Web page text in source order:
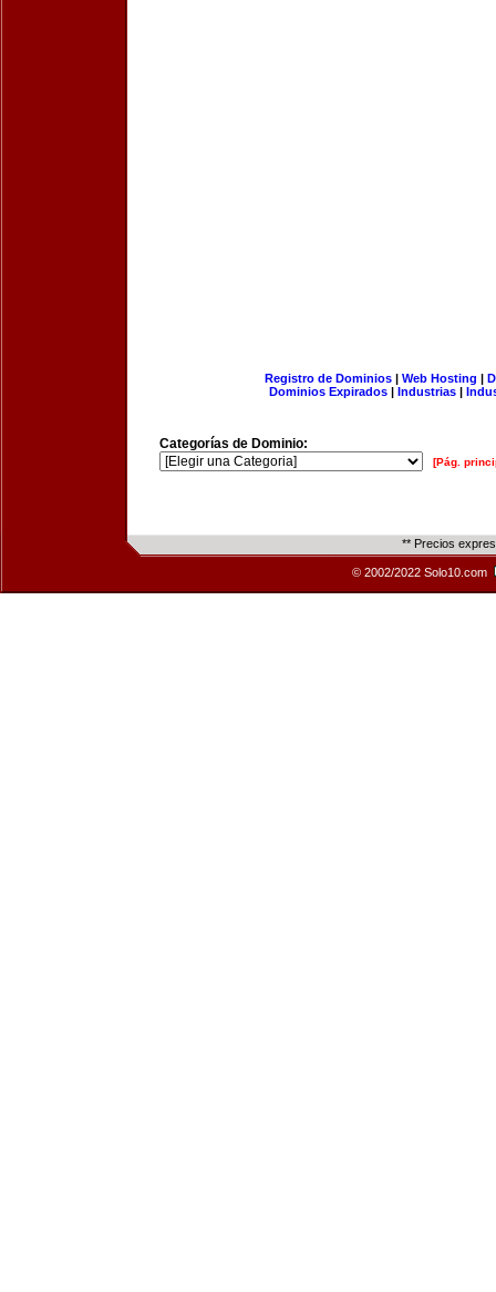
Registro de Dominios| Web Hosting |
Dominios Expirados | Industrias |
Categorías de Dominio:
[Pág.
** Precios
© 2002/2022 Solo10.com